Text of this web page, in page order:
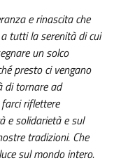
e rinascita che
tutti la serenità di cui
un solco
presto ci vengano
di tornare ad
riflettere
e solidarietà e sul
tradizioni. Che
sul mondo intero.